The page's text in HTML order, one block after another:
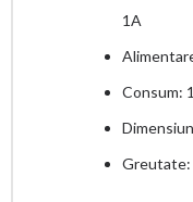
1A
Consum:
Greutate: